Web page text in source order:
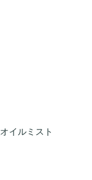
オイルミスト